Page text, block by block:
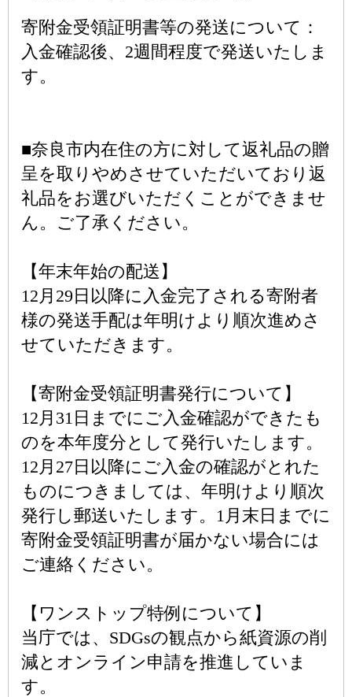
寄附金受領証明書等の発送について：
入金確認後、2週間程度で発送いたしま
す。
■奈良市内在住の方に対して返礼品の贈
呈を取りやめさせていただいており返
礼品をお選びいただくことができませ
ん。ご了承ください。
【年末年始の配送】
12月29日以降に入金完了される寄附者
様の発送手配は年明けより順次進めさ
せていただきます。
【寄附金受領証明書発行について】
12月31日までにご入金確認ができたも
のを本年度分として発行いたします。
12月27日以降にご入金の確認がとれた
ものにつきましては、年明けより順次
発行し郵送いたします。1月末日までに
寄附金受領証明書が届かない場合には
ご連絡ください。
【ワンストップ特例について】
当庁では、SDGsの観点から紙資源の削
減とオンライン申請を推進していま
す。